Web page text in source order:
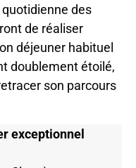
des
de réaliser
déjeuner habituel
doublement étoilé,
son parcours
exceptionnel